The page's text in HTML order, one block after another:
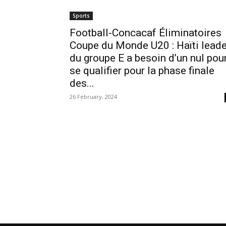
Sports
Football-Concacaf Éliminatoires
Coupe du Monde U20 : Haïti
du groupe E a besoin d’un nul
se qualifier pour la phase finale
des...
26 February, 2024